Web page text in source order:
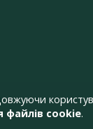
файлів cookie.